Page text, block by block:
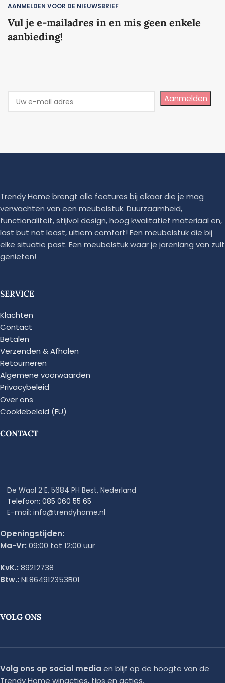
AANMELDEN VOOR DE NIEUWSBRIEF
Vul je e-mailadres in en mis geen enkele
aanbieding!
Aanmelden
Trendy Home brengt alle features bij elkaar die je mag
verwachten van een meubelstuk. Duurzaamheid,
functionaliteit, stijlvol design, hoog kwalitatief materiaal en,
last but not least, ultiem comfort! Een meubelstuk die bij
elke situatie past. Een meubelstuk waar je jarenlang van zult
genieten!
SERVICE
Klachten
Contact
Betalen
Verzenden & Afhalen
Retourneren
Algemene voorwaarden
Privacybeleid
Over ons
Cookiebeleid (EU)
CONTACT
De Waal 2 E, 5684 PH Best, Nederland
Telefoon: 085 060 55 65
E-mail: info@trendyhome.nl
Openingstijden:
Ma-Vr: 09:00 tot 12:00 uur
KvK.: 89212738
Btw.: NL864912353B01
VOLG ONS
Volg ons op social media en blijf op de hoogte van de
Trendy Home winacties, tips en acties.